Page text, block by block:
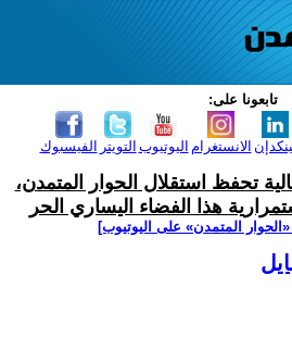
تابعونا على:
الفيسبوك التويتر اليوتيوب الانستغرام
تحفظ استقلال الحوار المتمدن،
هذا الفضاء اليساري الحر
المتمدن» على اليوتيوب]